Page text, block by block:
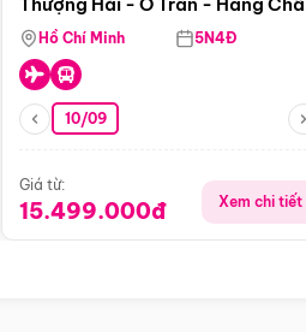
(Tour Không Shopping)
Hồ Chí Minh 5N4Đ
10/09
Giá từ:
15.499.000đ Xem chi tiết